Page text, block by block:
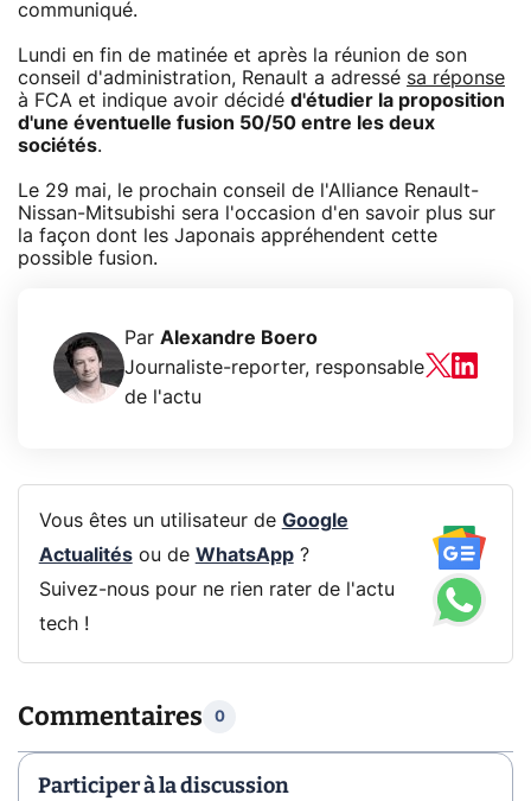
communiqué.
Lundi en fin de matinée et après la réunion de son
conseil d'administration, Renault a adressé sa réponse
à FCA et indique avoir décidé d'étudier la proposition
d'une éventuelle fusion 50/50 entre les deux
sociétés.
Le 29 mai, le prochain conseil de l'Alliance Renault-
Nissan-Mitsubishi sera l'occasion d'en savoir plus sur
la façon dont les Japonais appréhendent cette
possible fusion.
Par Alexandre Boero
Journaliste-reporter, responsable
de l'actu
Vous êtes un utilisateur de Google
Actualitésou de WhatsApp?
Suivez-nous pour ne rien rater de l'actu
tech !
Commentaires 0
Participer à la discussion